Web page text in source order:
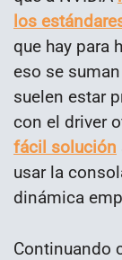
los
que hay para
eso se
suelen estar
con el driver
fácil solución
usar la
dinámica
Continuando